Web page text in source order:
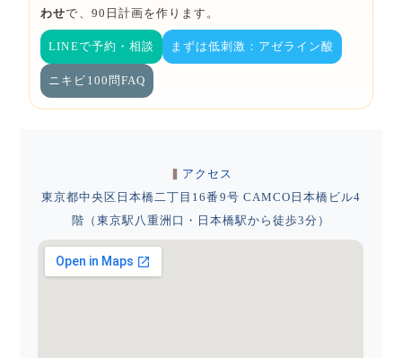
わせで、90日計画を作ります。
LINEで予約・相談 まずは低刺激：アゼライン酸
ニキビ100問FAQ
アクセス
東京都中央区日本橋二丁目16番9号 CAMCO日本橋ビル4
階（東京駅八重洲口・日本橋駅から徒歩3分）